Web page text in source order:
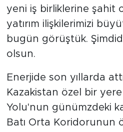
yeni iş birliklerine şahit
yatırım ilişkilerimizi
bugün görüştük.
olsun.
Enerjide son yıllarda
Kazakistan özel bir
Yolu'nun günümzdeki
Batı Orta Koridorunun